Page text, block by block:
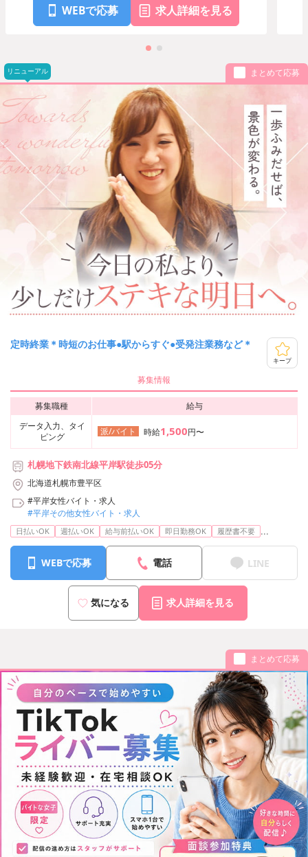
WEBで応募 求人詳細を見る
リニューアル まとめて応募
定時終業＊時短のお仕事●駅からすぐ●受発注業務など＊
キープ
募集情報
募集職種
給与
データ入力、タイ
ピング
派/バイト 時給1,500円〜
札幌地下鉄南北線平岸駅徒歩05分
北海道札幌市豊平区
#平岸女性バイト・求人
#平岸その他女性バイト・求人
日払いOK 週払いOK 給与前払いOK 即日勤務OK 履歴書不要 ...
WEBで応募 電話 LINE
気になる 求人詳細を見る
まとめて応募